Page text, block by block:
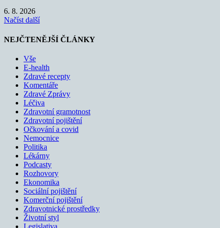
6. 8. 2026
Načíst další
NEJČTENĚJŠÍ ČLÁNKY
Vše
E-health
Zdravé recepty
Komentáře
Zdravé Zprávy
Léčiva
Zdravotní gramotnost
Zdravotní pojištění
Očkování a covid
Nemocnice
Politika
Lékárny
Podcasty
Rozhovory
Ekonomika
Sociální pojištění
Komerční pojištění
Zdravotnické prostředky
Životní styl
Legislativa